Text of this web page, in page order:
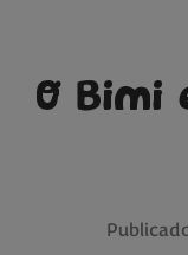
O Bimi